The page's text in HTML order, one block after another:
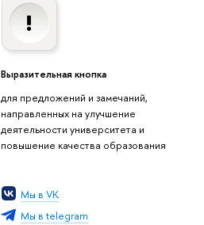
Выразительная кнопка
для предложений и замечаний,
направленных на улучшение
деятельности университета и
повышение качества образования
Мы в VK
Мы в telegram